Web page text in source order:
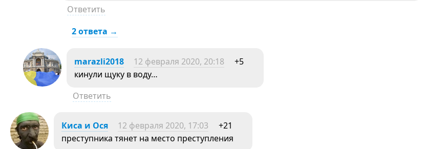
Ответить
2 ответа →
marazli2018 12 февраля 2020, 20:18
+5
кинули щуку в воду…
Ответить
Киса и Ося 12 февраля 2020, 17:03
+21
преступника тянет на место преступления